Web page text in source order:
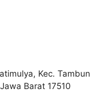
Kec. Tambun
Barat 17510